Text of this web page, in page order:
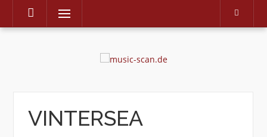
Skip
Menu
VINTERSEA